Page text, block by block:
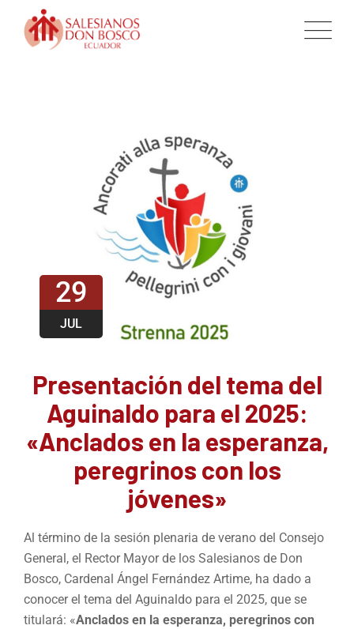
29
JUL
Presentación del tema del
Aguinaldo para el 2025:
«Anclados en la esperanza,
peregrinos con los
jóvenes»
Al término de la sesión plenaria de verano del Consejo
General, el Rector Mayor de los Salesianos de Don
Bosco, Cardenal Ángel Fernández Artime, ha dado a
conocer el tema del Aguinaldo para el 2025, que se
titulará: «Anclados en la esperanza, peregrinos con